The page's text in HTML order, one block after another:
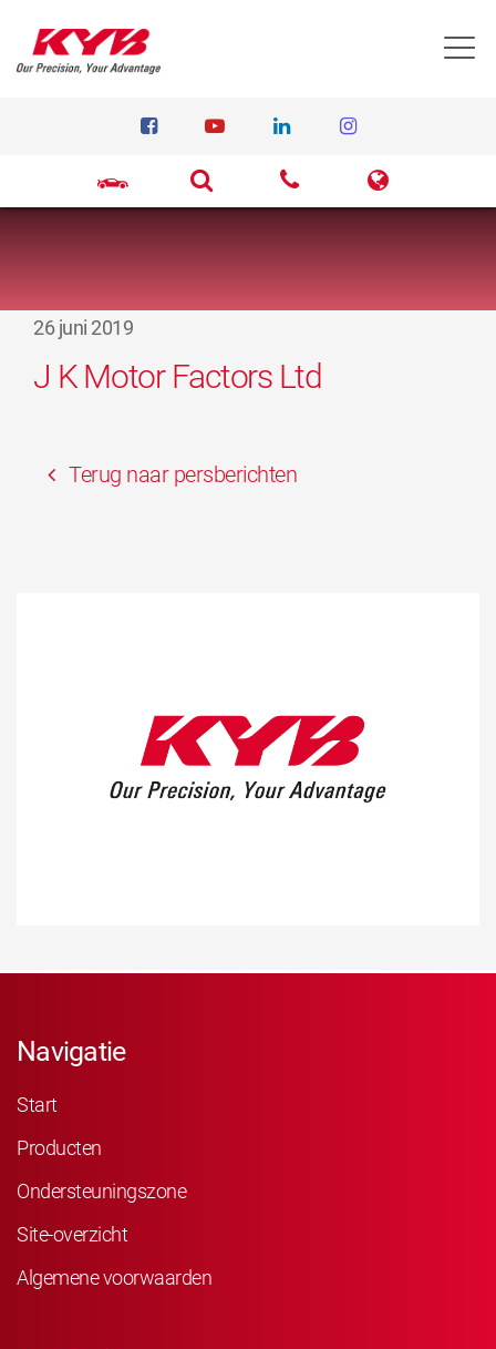
26 juni 2019
J K Motor Factors Ltd
Terug naar persberichten
Navigatie
Start
Producten
Ondersteuningszone
Site-overzicht
Algemene voorwaarden